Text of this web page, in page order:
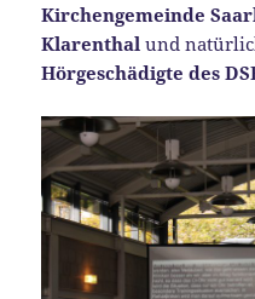
Kirchengemeinde
Klarenthal und
Hörgeschädigte des